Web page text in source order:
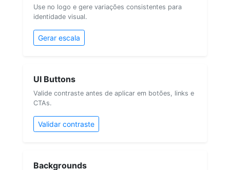
Use no logo e gere variações consistentes para
identidade visual.
Gerar escala
UI Buttons
Valide contraste antes de aplicar em botões, links e
CTAs.
Validar contraste
Backgrounds